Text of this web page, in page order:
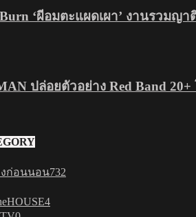
‘ผีอมตะแผดเผา’ งานรวม
ปล่อยตัวอย่าง Red Band
งก่อนนอน732
4